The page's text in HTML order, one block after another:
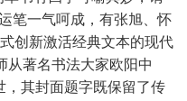
笔一气呵成，有张旭、怀
创新激活经典文本的现代
从著名书法大家欧阳中
，其封面题字既保留了传